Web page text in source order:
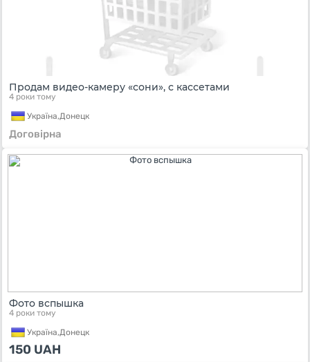
Продам видео-камеру «сони», с кассетами
4 роки тому
Україна,Донецк
Договірна
Фото вспышка
4 роки тому
Україна,Донецк
150 UAH